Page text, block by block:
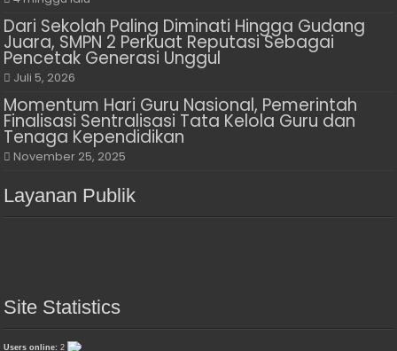
Dari Sekolah Paling Diminati Hingga Gudang
Juara, SMPN 2 Perkuat Reputasi Sebagai
Pencetak Generasi Unggul
Juli 5, 2026
Momentum Hari Guru Nasional, Pemerintah
Finalisasi Sentralisasi Tata Kelola Guru dan
Tenaga Kependidikan
November 25, 2025
Layanan Publik
Site Statistics
Users online:2